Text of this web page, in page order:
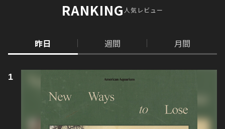
RANKING人気レビュー
昨日 週間 月間